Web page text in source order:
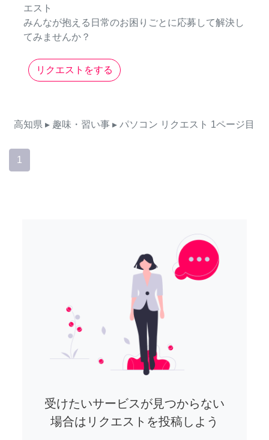
エスト
みんなが抱える日常のお困りごとに応募して解決し
てみませんか？
リクエストをする
高知県 ▸ 趣味・習い事 ▸ パソコン リクエスト 1ページ目
1
受けたいサービスが見つからない
場合はリクエストを投稿しよう